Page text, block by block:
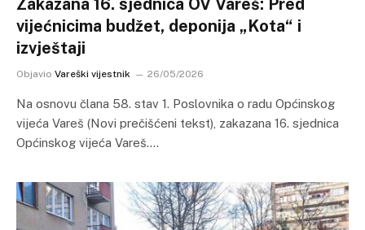
vijećnicima budžet, deponija „Kota“ i
izvještaji
Objavio Vareški vijestnik 26/05/2026
Na osnovu člana 58. stav 1. Poslovnika o radu Općinskog
vijeća Vareš (Novi prečišćeni tekst), zakazana 16. sjednica
Općinskog vijeća Vareš.…